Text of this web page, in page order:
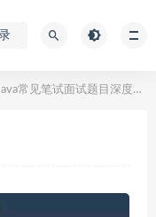
常见笔试面试题目深度剖析